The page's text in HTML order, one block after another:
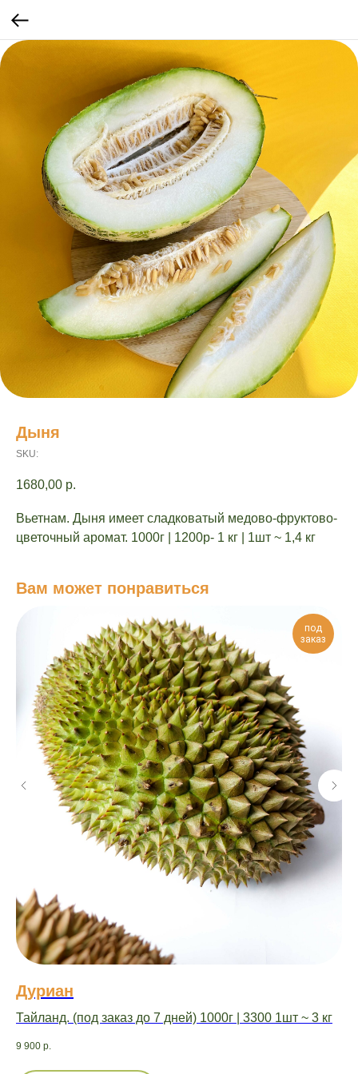
Дыня
SKU:
1680,00 р.
Вьетнам. Дыня имеет сладковатый медово-фруктово-
цветочный аромат. 1000г | 1200р- 1 кг | 1шт ~ 1,4 кг
Вам может понравиться
под
заказ
Дуриан
Тайланд. (под заказ до 7 дней) 1000г | 3300 1шт ~ 3 кг
9 900 р.